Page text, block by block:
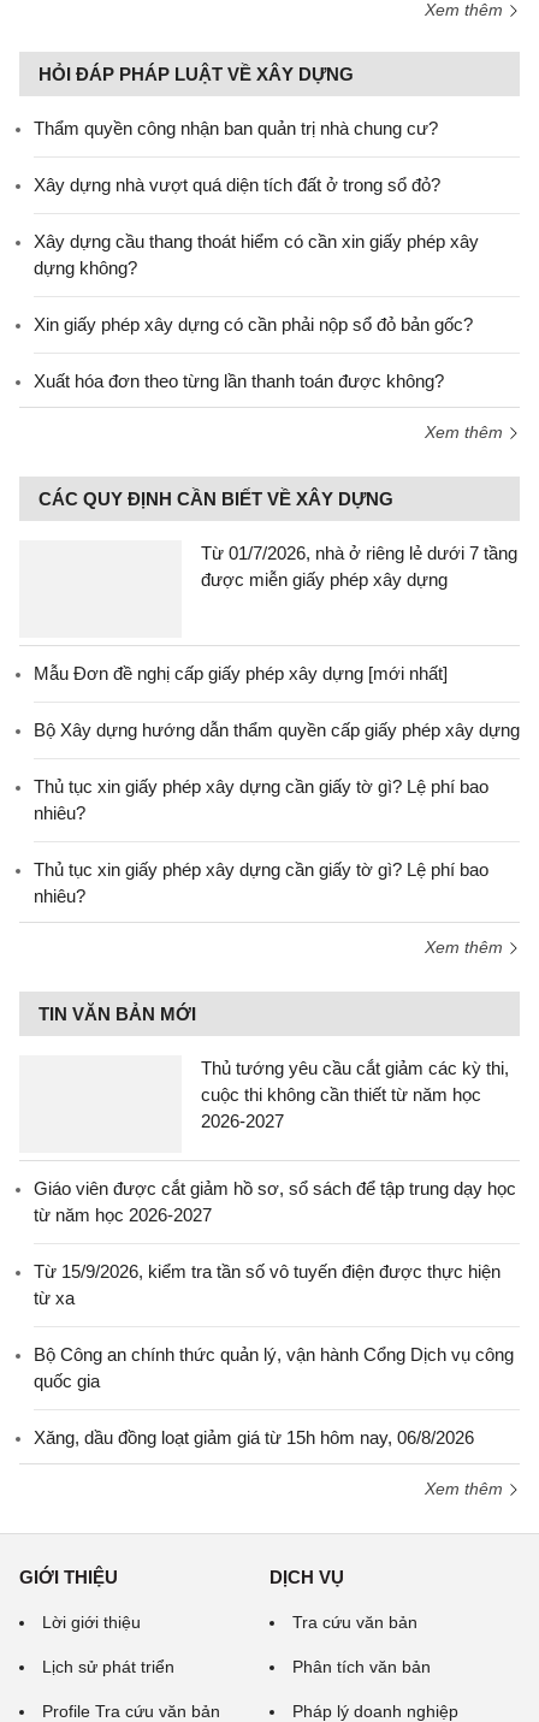
Xem thêm
HỎI ĐÁP PHÁP LUẬT VỀ XÂY DỰNG
Thẩm quyền công nhận ban quản trị nhà chung cư?
Xây dựng nhà vượt quá diện tích đất ở trong sổ đỏ?
Xây dựng cầu thang thoát hiểm có cần xin giấy phép xây
dựng không?
Xin giấy phép xây dựng có cần phải nộp sổ đỏ bản gốc?
Xuất hóa đơn theo từng lần thanh toán được không?
Xem thêm
CÁC QUY ĐỊNH CẦN BIẾT VỀ XÂY DỰNG
Từ 01/7/2026, nhà ở riêng lẻ dưới 7 tầng
được miễn giấy phép xây dựng
Mẫu Đơn đề nghị cấp giấy phép xây dựng [mới nhất]
Bộ Xây dựng hướng dẫn thẩm quyền cấp giấy phép xây dựng
Thủ tục xin giấy phép xây dựng cần giấy tờ gì? Lệ phí bao
nhiêu?
Thủ tục xin giấy phép xây dựng cần giấy tờ gì? Lệ phí bao
nhiêu?
Xem thêm
TIN VĂN BẢN MỚI
Thủ tướng yêu cầu cắt giảm các kỳ thi,
cuộc thi không cần thiết từ năm học
2026-2027
Giáo viên được cắt giảm hồ sơ, sổ sách để tập trung dạy học
từ năm học 2026-2027
Từ 15/9/2026, kiểm tra tần số vô tuyến điện được thực hiện
từ xa
Bộ Công an chính thức quản lý, vận hành Cổng Dịch vụ công
quốc gia
Xăng, dầu đồng loạt giảm giá từ 15h hôm nay, 06/8/2026
Xem thêm
GIỚI THIỆU
Lời giới thiệu
Lịch sử phát triển
Profile Tra cứu văn bản
DỊCH VỤ
Tra cứu văn bản
Phân tích văn bản
Pháp lý doanh nghiệp